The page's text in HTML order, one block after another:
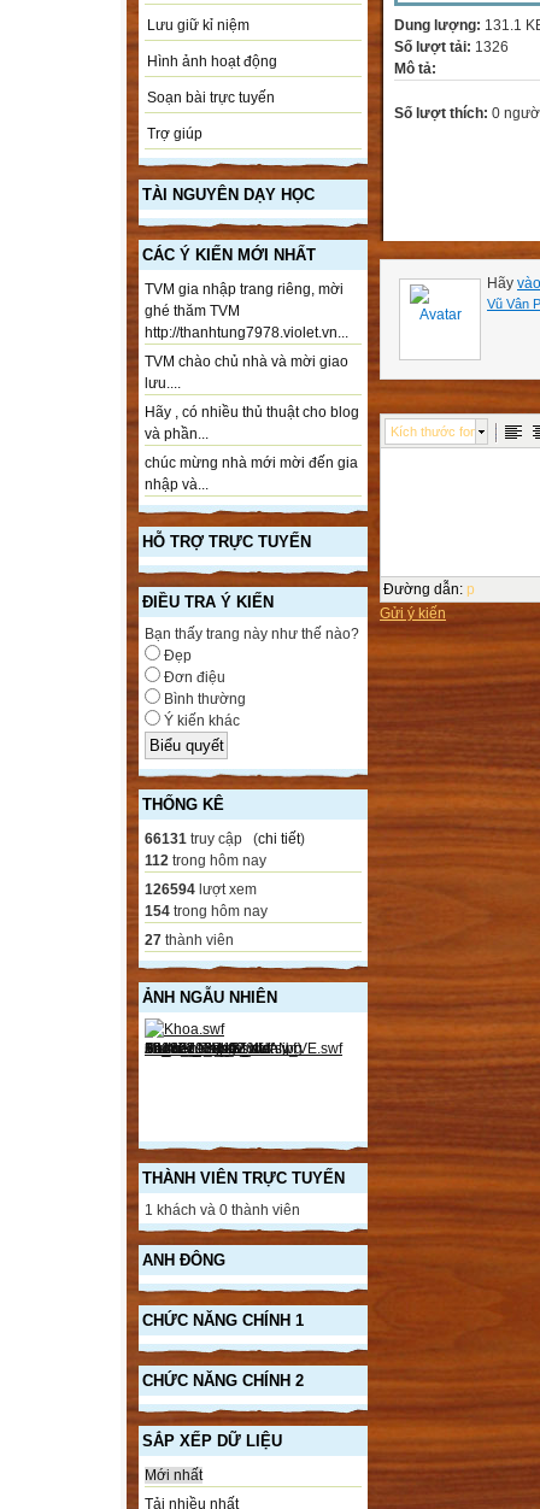
Lưu giữ kỉ niệm
Hình ảnh hoạt động
Soạn bài trực tuyến
Trợ giúp
TÀI NGUYÊN DẠY HỌC
CÁC Ý KIẾN MỚI NHẤT
TVM gia nhập trang riêng, mời
ghé thăm TVM
http://thanhtung7978.violet.vn...
TVM chào chủ nhà và mời giao
lưu....
Hãy , có nhiều thủ thuật cho blog
và phần...
chúc mừng nhà mới mời đến gia
nhập và...
HỖ TRỢ TRỰC TUYẾN
ĐIỀU TRA Ý KIẾN
Bạn thấy trang này như thế nào?
Đẹp
Đơn điệu
Bình thường
Ý kiến khác
THỐNG KÊ
66131 truy cập (chi tiết)
112 trong hôm nay
126594 lượt xem
154 trong hôm nay
27 thành viên
ẢNH NGẪU NHIÊN
THÀNH VIÊN TRỰC TUYẾN
1 khách và 0 thành viên
ANH ĐÔNG
CHỨC NĂNG CHÍNH 1
CHỨC NĂNG CHÍNH 2
SẮP XẾP DỮ LIỆU
Mới nhất
Tải nhiều nhất
Dung lượng: 131.1
Số lượt tải: 1326
Mô tả:
Số lượt thích: 0
Hãy
Vũ Vân
Kích thước font
Đường dẫn: p
Gửi ý kiến